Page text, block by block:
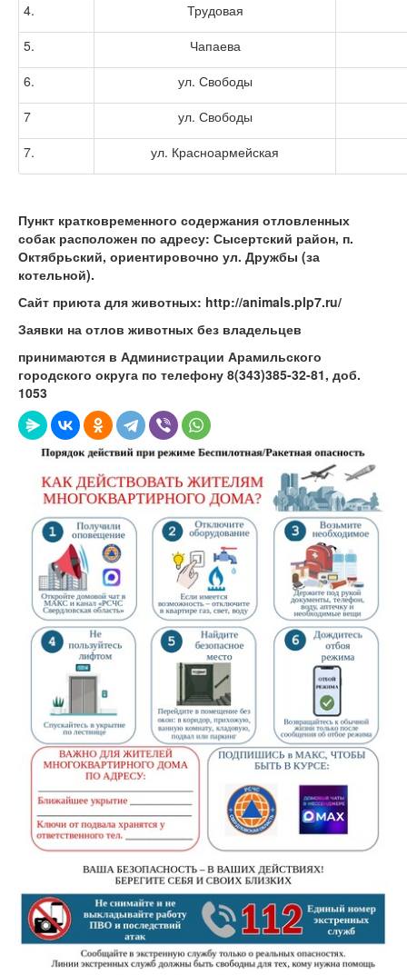
4.
Трудовая
5.
Чапаева
6.
ул. Свободы
7
ул. Свободы
7.
ул. Красноармейская
Пункт кратковременного содержания отловленных
собак расположен по адресу: Сысертский район, п.
Октябрьский, ориентировочно ул. Дружбы (за
котельной).
Сайт приюта для животных: http://animals.plp7.ru/
Заявки на отлов животных без владельцев
принимаются в Администрации Арамильского
городского округа по телефону 8(343)385-32-81, доб.
1053